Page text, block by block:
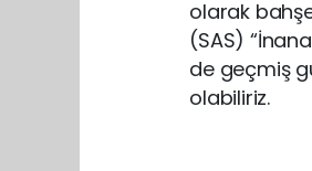
olarak
(SAS)
de geçmiş
olabiliriz.